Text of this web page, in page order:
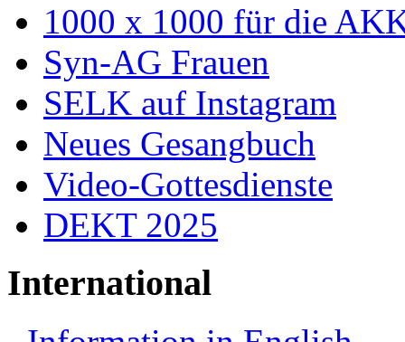
1000 x 1000 für die
Syn-AG Frauen
SELK auf Instagram
Neues Gesangbuch
Video-Gottesdienste
DEKT 2025
International